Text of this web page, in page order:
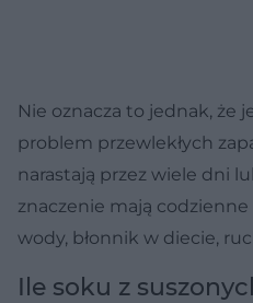
Nie oznacza to jednak, że
problem przewlekłych
narastają przez wiele dni
znaczenie mają
wody, błonnik w diecie,
Ile soku z